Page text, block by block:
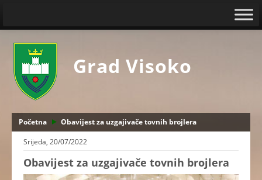
Grad Visoko
Početna
Obavijest za uzgajivače tovnih brojlera
Srijeda, 20/07/2022
Obavijest za uzgajivače tovnih brojlera